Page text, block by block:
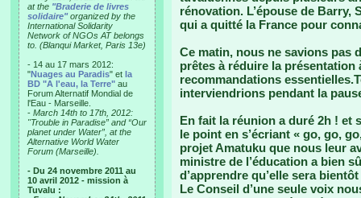
at the "Braderie de livres
solidaire"organized by the
International Solidarity
Network of NGOs AT belongs
to. (Blanqui Market, Paris 13e)
- 14 au 17 mars 2012:
"Nuages au Paradis" et la
BD "A l'eau, la Terre" au
Forum Alternatif Mondial de
l'Eau - Marseille.
- March 14th to 17th, 2012:
"Trouble in Paradise” and “Our
planet under Water”, at the
Alternative World Water
Forum (Marseille).
- Du 24 novembre 2011 au
10 avril 2012 - mission à
Tuvalu :
rénovation. L’épouse de Barry,
qui a quitté la France pour
Ce matin, nous ne savions pas
prêtes à réduire la
recommandations
interviendrions pendant la
En fait la réunion a duré 2h ! et
le point en s’écriant « go, go,
projet Amatuku que nous leur
ministre de l’éducation a bien
d’apprendre qu’elle sera
Le Conseil d’une seule voix